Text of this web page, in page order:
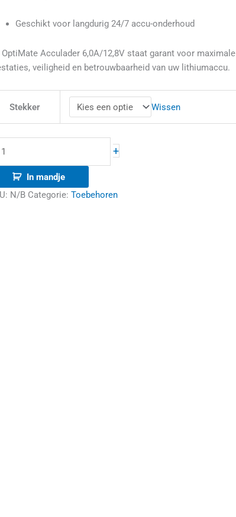
Geschikt voor langdurig 24/7 accu-onderhoud
OptiMate Acculader 6,0A/12,8V staat garant voor maximale
veiligheid en betrouwbaarheid van uw lithiumaccu.
Stekker Wissen
+
In mandje
N/B Categorie: Toebehoren